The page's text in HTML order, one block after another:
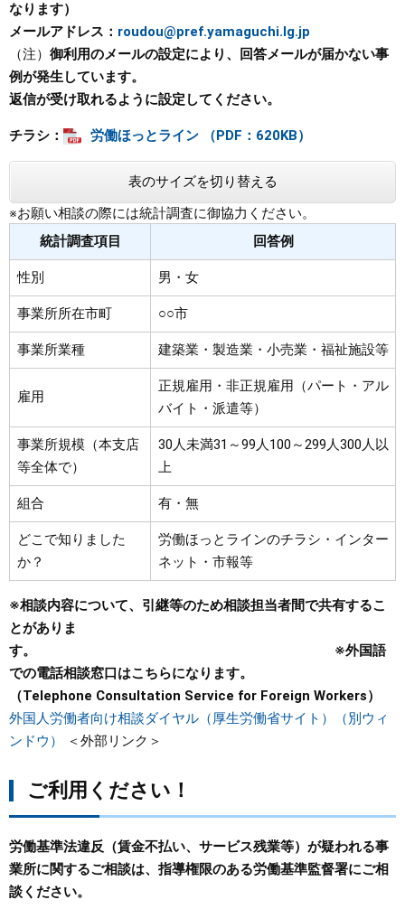
なります）
メールアドレス： roudou@pref.yamaguchi.lg.jp
（注） 御利用のメールの設定により、回答メールが届かない事
例が発生しています。
返信が受け取れるように設定してください。
チラシ： 労働ほっとライン （PDF：620KB）
表のサイズを切り替える
※お願い相談の際には統計調査に御協力ください。
統計調査項目
回答例
性別 男・女
事業所所在市町 ○○市
事業所業種 建築業・製造業・小売業・福祉施設等
雇用
正規雇用・非正規雇用（パート・アル
バイト・派遣等）
事業所規模（本支店
等全体で）
30人未満31～99人100～299人300人以
上
組合 有・無
どこで知りました
か？
労働ほっとラインのチラシ・インター
ネット・市報等
※相談内容について、引継等のため相談担当者間で共有するこ
とがありま
す。 ※外国語
での電話相談窓口はこちらになります。
（Telephone Consultation Service for Foreign Workers）
外国人労働者向け相談ダイヤル（厚生労働省サイト）（別ウィ
ンドウ）
＜外部リンク＞
ご利用ください！
労働基準法違反（賃金不払い、サービス残業等）が疑われる事
業所に関するご相談は、指導権限のある労働基準監督署にご相
談ください。